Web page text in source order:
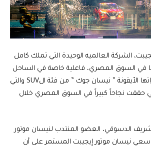
الشركة العالميه الوحيدة التي تملك كامل
في السوق المصري، فاعلية خاصة في الساحل
الشمالي لعرض سياراتها الأيقونة ” نيسان جوك ” من فئة الSUV والتي
حققت نجاحاً كبيراً في السوق المصري خلال
الدسوقي، العضو المنتدب لنيسان موتور
سعي نيسان موتور إيجيبت المستمر على أن